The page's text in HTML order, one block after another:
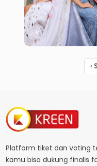
Register
‹
Platform tiket dan voting
kamu bisa dukung finalis